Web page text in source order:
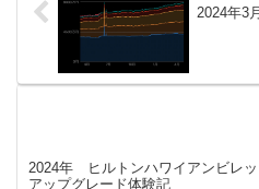
2024年3
2024年 ヒルトンハワイアンビレ
アップグレード体験記